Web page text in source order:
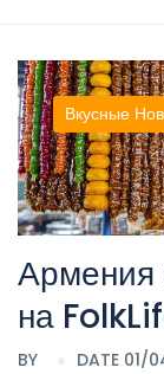
Вкусные
Армения
на
BY DATE 01/